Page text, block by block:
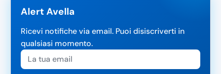
Alert Avella
Ricevi notifiche via email. Puoi disiscriverti in
qualsiasi momento.